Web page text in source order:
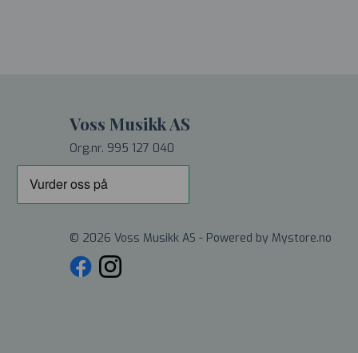
Voss Musikk AS
Org.nr. 995 127 040
© 2026 Voss Musikk AS - Powered by Mystore.no